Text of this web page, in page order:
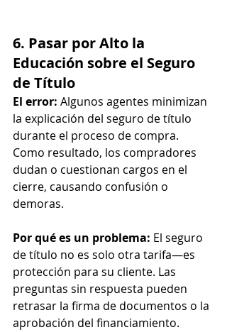
6. Pasar por Alto la
Educación sobre el Seguro
de Título
El error: Algunos agentes minimizan
la explicación del seguro de título
durante el proceso de compra.
Como resultado, los compradores
dudan o cuestionan cargos en el
cierre, causando confusión o
demoras.
Por qué es un problema: El seguro
de título no es solo otra tarifa—es
protección para su cliente. Las
preguntas sin respuesta pueden
retrasar la firma de documentos o la
aprobación del financiamiento.